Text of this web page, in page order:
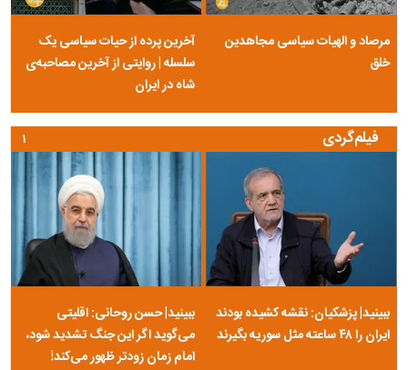
مرصاد و الهیات سیاسی مجاهدین
خلق
آخرین پرده از حیات سیاسی یک
سلسله | روایتی از آخرین مصاحبه‌ی
شاه در ایران
فیلم‌گردی
ببینید| پزشکیان: نقشه کشیده بودند
ایران را ۴۸ ساعته مثل سوریه بگیرند
ببینید| حسن روحانی: اقلیتی
می‌گوید اگر این جنگ تشدید شود،
امام زمان زودتر ظهور می‌کند!
۱